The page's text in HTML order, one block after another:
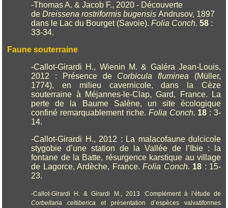
-Thomas A. & Jacob F., 2020 - Découverte
deDreissena rostriformis bugensis Andrusov, 1897
dans le Lac du Bourget (Savoie).Folia Conch. 58 :
33-34.
Faune souterraine
-Callot-Girardi H., Wienin M. & Galéra Jean-Louis,
2012 : Présence de Corbicula fluminea (Müller,
1774), en milieu cavernicole, dans la Cèze
souterraine à Méjannes-le-Clap, Gard, France. La
perte de la Baume Salène, un site écologique
confiné remarquablement riche. Folia Conch. 18 : 3-
14.
-Callot-Girardi H., 2012 : La malacofaune dulcicole
stygobie d’une station de la Vallée de l’Ibie : la
fontane de la Batte, résurgence karstique au village
de Lagorce, Ardèche, France.Folia Conch. 18 : 15-
23.
-Callot-Girardi H. & Girardi M., 2013 :Complément à l’étude de
Corbellaria celtiberica et présentation d’espèces valvatiformes